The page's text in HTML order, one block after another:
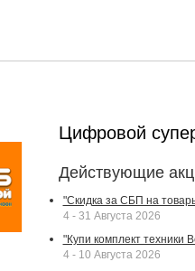
Цифровой
Действующие
"Скидка за СБП на
4 - 31 Августа 2026
"Купи комплект техники
4 - 10 Августа 2026